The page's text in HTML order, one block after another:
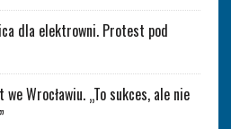
dla elektrowni. Protest pod
Wrocławiu. „To sukces, ale nie